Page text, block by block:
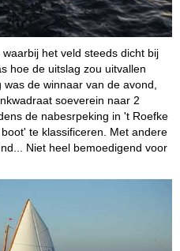
het veld steeds dicht bij
hoe de uitslag zou uitvallen
de winnaar van de avond,
soeverein naar 2
de nabesrpeking in 't Roefke
te klassificeren. Met andere
Niet heel bemoedigend voor